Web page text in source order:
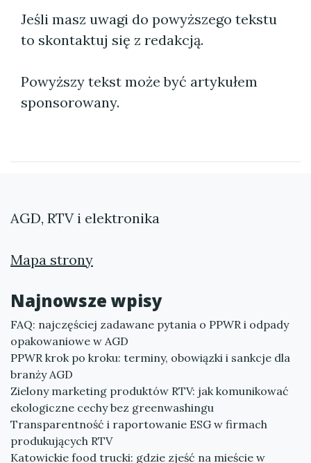
Jeśli masz uwagi do powyższego tekstu
to skontaktuj się z redakcją.
Powyższy tekst może być artykułem
sponsorowany.
AGD, RTV i elektronika
Mapa strony
Najnowsze wpisy
FAQ: najczęściej zadawane pytania o PPWR i odpady
opakowaniowe w AGD
PPWR krok po kroku: terminy, obowiązki i sankcje dla
branży AGD
Zielony marketing produktów RTV: jak komunikować
ekologiczne cechy bez greenwashingu
Transparentność i raportowanie ESG w firmach
produkujących RTV
Katowickie food trucki: gdzie zjeść na mieście w